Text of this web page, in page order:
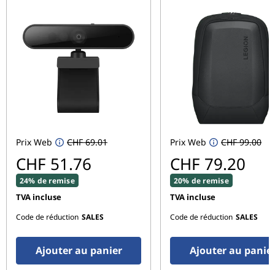
Écran
15.6" FHD (1920 x 1080) IPS display
ideapad
Prix Web CHF 69.01
CHF 51.76
24% de remise
TVA incluse
Code de réduction SALES
Ajouter au panier
Prix Web CHF 99.00
CHF 79.20
20% de remise
TVA incluse
Code de réduction SALES
Ajouter au